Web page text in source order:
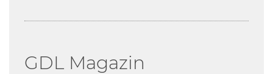
GDL Magazin